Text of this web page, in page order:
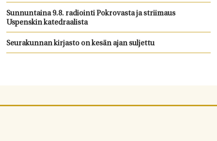
Sunnuntaina 9.8. radiointi Pokrovasta ja striimaus
Uspenskin katedraalista
Seurakunnan kirjasto on kesän ajan suljettu